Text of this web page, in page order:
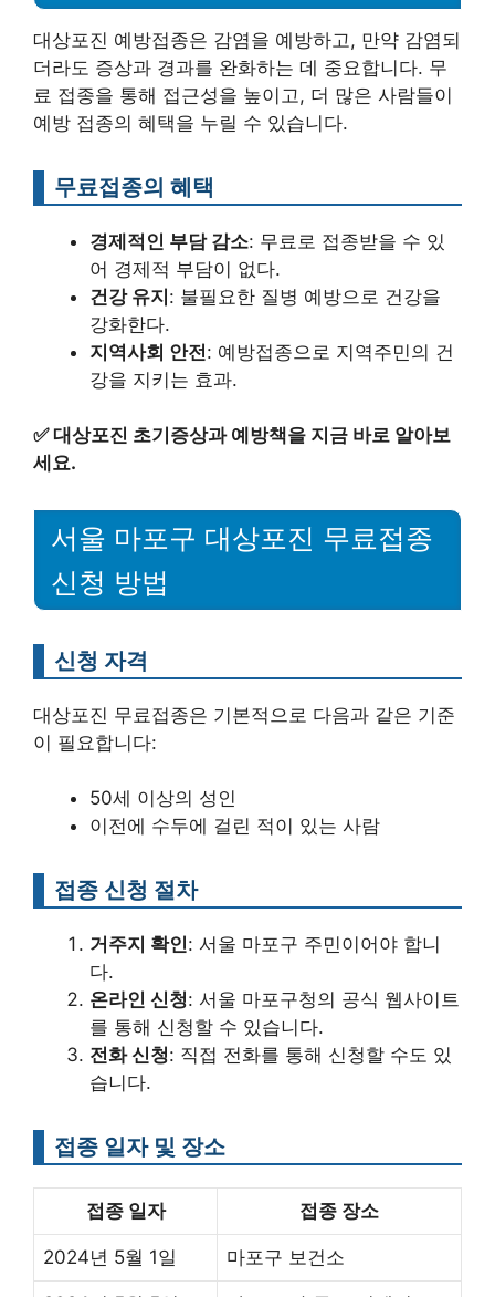
대상포진 예방접종은 감염을 예방하고, 만약 감염되
더라도 증상과 경과를 완화하는 데 중요합니다. 무
료 접종을 통해 접근성을 높이고, 더 많은 사람들이
예방 접종의 혜택을 누릴 수 있습니다.
무료접종의 혜택
경제적인 부담 감소: 무료로 접종받을 수 있
어 경제적 부담이 없다.
건강 유지: 불필요한 질병 예방으로 건강을
강화한다.
지역사회 안전: 예방접종으로 지역주민의 건
강을 지키는 효과.
✅대상포진 초기증상과 예방책을 지금 바로 알아보
세요.
서울 마포구 대상포진 무료접종
신청 방법
신청 자격
대상포진 무료접종은 기본적으로 다음과 같은 기준
이 필요합니다:
50세 이상의 성인
이전에 수두에 걸린 적이 있는 사람
접종 신청 절차
거주지 확인: 서울 마포구 주민이어야 합니
다.
온라인 신청: 서울 마포구청의 공식 웹사이트
를 통해 신청할 수 있습니다.
전화 신청: 직접 전화를 통해 신청할 수도 있
습니다.
접종 일자 및 장소
접종 일자 접종 장소
2024년 5월 1일 마포구 보건소